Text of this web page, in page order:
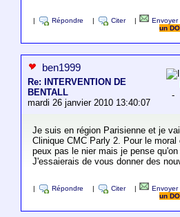
Répondre Citer
un
ben1999
Re: INTERVENTION DE
BENTALL
mardi 26 janvier 2010 13:40:07
-
Je suis en région Parisienne et je
Clinique CMC Parly 2. Pour le
peux pas le nier mais je pense
J'essaierais de vous donner des
Répondre Citer
un